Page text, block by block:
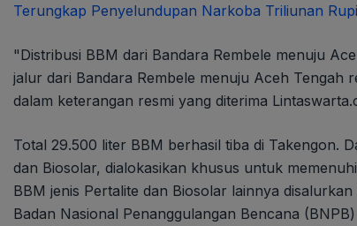
Terungkap Penyelundupan Narkoba Triliunan
"Distribusi BBM dari Bandara Rembele menuju
jalur dari Bandara Rembele menuju Aceh Tengah
dalam keterangan resmi yang diterima
Total 29.500 liter BBM berhasil tiba di Takengon.
dan Biosolar, dialokasikan khusus untuk
BBM jenis Pertalite dan Biosolar lainnya
Badan Nasional Penanggulangan Bencana